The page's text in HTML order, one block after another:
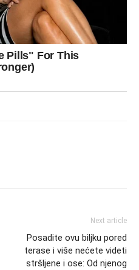
Next article
Posadite ovu biljku pored
terase i više nećete videti
stršljene i ose: Od njenog